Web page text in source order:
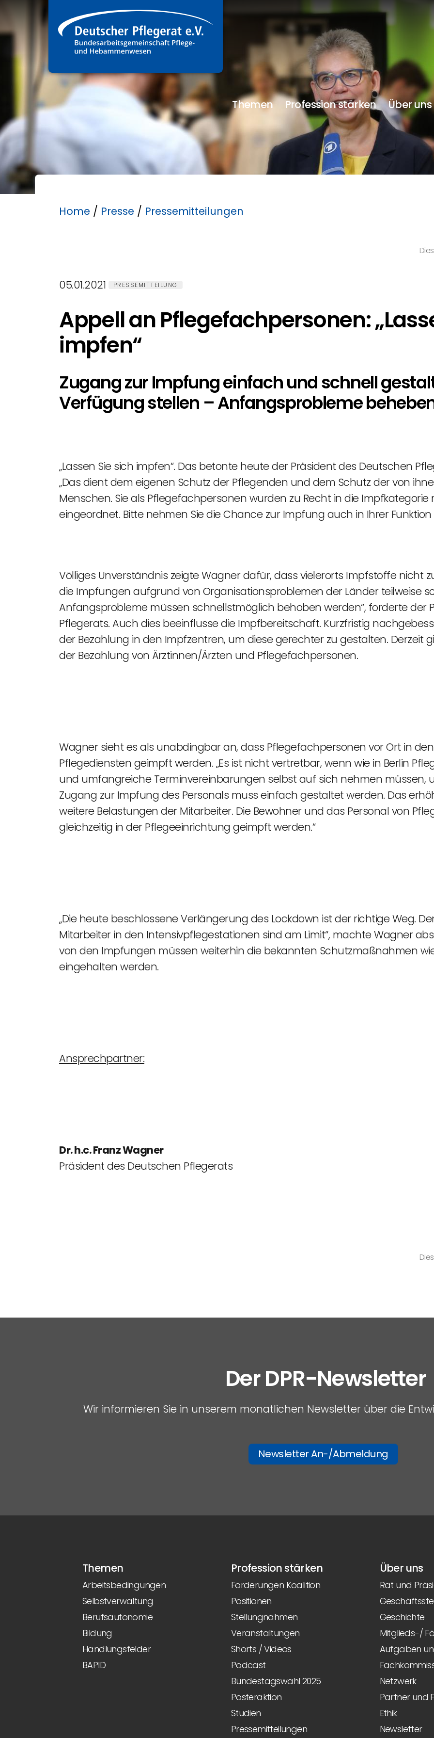
Themen Profession stärken Über uns
Home / Presse / Pressemitteilungen
05.01.2021 PRESSEMITTEILUNG
Appell an Pflegefachpersonen:
impfen“
Zugang zur Impfung einfach und schnell
Verfügung stellen – Anfangsprobleme
„Lassen Sie sich impfen“. Das betonte heute der Präsident des Deutschen
„Das dient dem eigenen Schutz der Pflegenden und dem Schutz der von
Menschen. Sie als Pflegefachpersonen wurden zu Recht in die
eingeordnet. Bitte nehmen Sie die Chance zur Impfung auch in Ihrer Funktion
Völliges Unverständnis zeigte Wagner dafür, dass vielerorts Impfstoffe nicht
die Impfungen aufgrund von Organisationsproblemen der Länder teilweise
Anfangsprobleme müssen schnellstmöglich behoben werden“, forderte der
Pflegerats. Auch dies beeinflusse die Impfbereitschaft. Kurzfristig
der Bezahlung in den Impfzentren, um diese gerechter zu gestalten. Derzeit
der Bezahlung von Ärztinnen/Ärzten und Pflegefachpersonen.
Wagner sieht es als unabdingbar an, dass Pflegefachpersonen vor Ort in
Pflegediensten geimpft werden. „Es ist nicht vertretbar, wenn wie in Berlin
und umfangreiche Terminvereinbarungen selbst auf sich nehmen müssen,
Zugang zur Impfung des Personals muss einfach gestaltet werden. Das
weitere Belastungen der Mitarbeiter. Die Bewohner und das Personal von
gleichzeitig in der Pflegeeinrichtung geimpft werden.“
„Die heute beschlossene Verlängerung des Lockdown ist der richtige Weg.
Mitarbeiter in den Intensivpflegestationen sind am Limit“, machte Wagner
von den Impfungen müssen weiterhin die bekannten Schutzmaßnahmen
eingehalten werden.
Ansprechpartner:
Dr. h.c. Franz Wagner
Präsident des Deutschen Pflegerats
Der DPR-Newsletter
Wir informieren Sie in unserem monatlichen Newsletter über die
Newsletter An-/Abmeldung
Themen
Arbeitsbedingungen
Selbstverwaltung
Berufsautonomie
Bildung
Handlungsfelder
BAPID
Profession stärken
Forderungen Koalition
Positionen
Stellungnahmen
Veranstaltungen
Shorts / Videos
Podcast
Bundestagswahl 2025
Posteraktion
Studien
Pressemitteilungen
Über uns
Rat und
Geschichte
Mitglieds-/
Aufgaben
Netzwerk
Partner und
Ethik
Newsletter